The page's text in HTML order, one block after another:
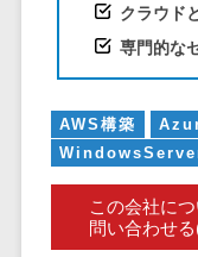
クラウド
専門的な
AWS構築
この会社に
問い合わせ